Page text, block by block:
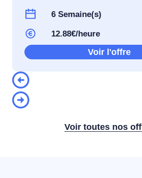
6 Semaine(s)
12.88€/heure
Voir l'offre
Voir toutes nos